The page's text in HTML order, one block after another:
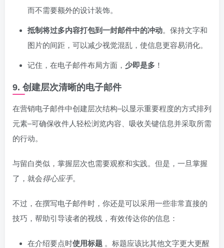
而不需要额外的设计装饰。
抵制将过多内容打包到一封邮件中的冲动。保持文字和
图片的间距，可以减少视觉混乱，使信息更容易消化。
记住，在电子邮件布局方面， 少即是多 ！
9. 创建层次清晰的电子邮件
在营销电子邮件中创建层次结构–以显示重要程度的方式排列
元素–可确保收件人轻松浏览内容、吸收关键信息并采取所需
的行动。
与留白类似，掌握层次也需要观察和实践。但是，一旦掌握
了，就会得心应手。
不过，在撰写电子邮件时，你还是可以采用一些非常直接的
技巧，帮助引导读者的视线，有效传达你的信息：
在介绍要点时使用标题 。标题应该比其他文字更大更醒